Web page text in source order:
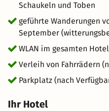
Schaukeln und Toben
geführte Wanderungen
September
WLAN im gesamten Hotel
Verleih von Fahrrädern
Parkplatz (nach
Ihr Hotel